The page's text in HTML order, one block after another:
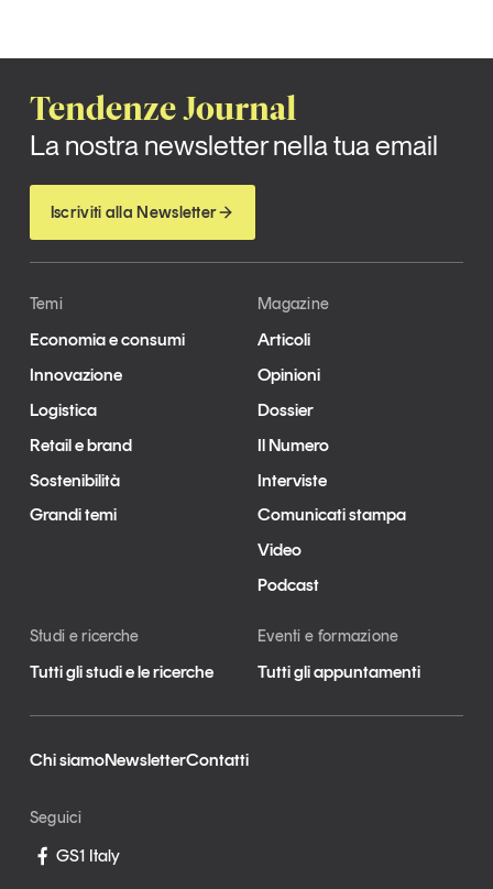
Tendenze Journal
La nostra newsletter nella tua email
Iscriviti alla Newsletter
Temi
Economia e consumi
Innovazione
Logistica
Retail e brand
Sostenibilità
Grandi temi
Magazine
Articoli
Opinioni
Dossier
Il Numero
Interviste
Comunicati stampa
Video
Podcast
Studi e ricerche
Tutti gli studi e le ricerche
Eventi e formazione
Tutti gli appuntamenti
Chi siamoNewsletterContatti
Seguici
GS1 Italy